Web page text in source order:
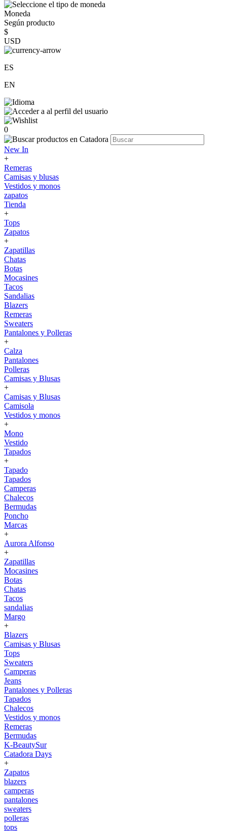
Moneda
Según producto
$
USD
ES
EN
0
New In
+
Remeras
Camisas y blusas
Vestidos y monos
zapatos
Tienda
+
Tops
Zapatos
+
Zapatillas
Chatas
Botas
Mocasines
Tacos
Sandalias
Blazers
Remeras
Sweaters
Pantalones y Polleras
+
Calza
Pantalones
Polleras
Camisas y Blusas
+
Camisas y Blusas
Camisola
Vestidos y monos
+
Mono
Vestido
Tapados
+
Tapado
Tapados
Camperas
Chalecos
Bermudas
Poncho
Marcas
+
Aurora Alfonso
+
Zapatillas
Mocasines
Botas
Chatas
Tacos
sandalias
Margo
+
Blazers
Camisas y Blusas
Tops
Sweaters
Camperas
Jeans
Pantalones y Polleras
Tapados
Chalecos
Vestidos y monos
Remeras
Bermudas
K-BeautySur
Catadora Days
+
Zapatos
blazers
camperas
pantalones
sweaters
polleras
tops